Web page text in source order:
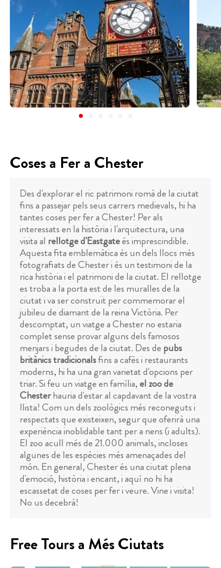
Coses a Fer a Chester
Des d'explorar el ric patrimoni romà de la ciutat
fins a passejar pels seus carrers medievals, hi ha
tantes coses per fer a Chester! Per als
interessats en la història i l'arquitectura, una
visita al rellotge d'Eastgateés imprescindible.
Aquesta fita emblemàtica és un dels llocs més
fotografiats de Chester i és un testimoni de la
rica història i el patrimoni de la ciutat. El rellotge
es troba a la porta est de les muralles de la
ciutat i va ser construït per commemorar el
jubileu de diamant de la reina Victòria. Per
descomptat, un viatge a Chester no estaria
complet sense provar alguns dels famosos
menjars i begudes de la ciutat. Des de pubs
britànics tradicionalsfins a cafès i restaurants
moderns, hi ha una gran varietat d'opcions per
triar. Si feu un viatge en família,el zoo de
Chesterhauria d'estar al capdavant de la vostra
llista! Com un dels zoològics més reconeguts i
respectats que existeixen, segur que oferirà una
experiència inoblidable tant per a nens (i adults).
El zoo acull més de 21.000 animals, incloses
algunes de les espècies més amenaçades del
món. En general, Chester és una ciutat plena
d'emoció, història i encant, i aquí no hi ha
escassetat de coses per fer i veure. Vine i visita!
No us decebrà!
Free Tours a Més Ciutats